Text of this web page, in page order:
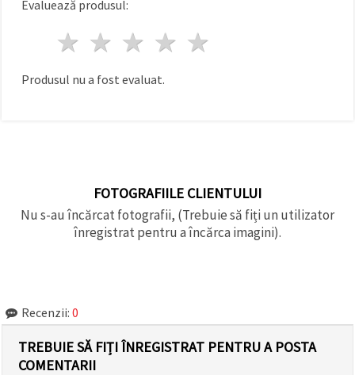
Evaluează produsul:
4 stele
3 stele
2 stele
1 stea
Produsul nu a fost evaluat.
FOTOGRAFIILE CLIENTULUI
Nu s-au încărcat fotografii, (Trebuie să fiți un utilizator
înregistrat pentru a încărca imagini).
Recenzii: 0
TREBUIE SĂ FIȚI ÎNREGISTRAT PENTRU A POSTA
COMENTARII